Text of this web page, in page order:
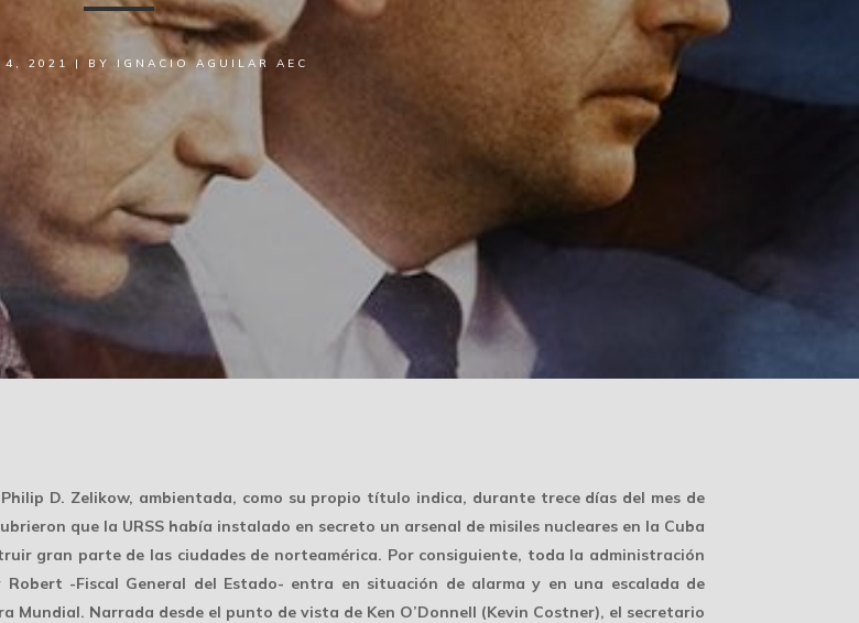
4, 2021 | BY IGNACIO AGUILAR AEC
D. Zelikow, ambientada, como su propio título indica, durante trece días del mes de
que la URSS había instalado en secreto un arsenal de misiles nucleares en la Cuba
gran parte de las ciudades de norteamérica. Por consiguiente, toda la administración
-Fiscal General del Estado- entra en situación de alarma y en una escalada de
Narrada desde el punto de vista de Ken O’Donnell (Kevin Costner), el secretario